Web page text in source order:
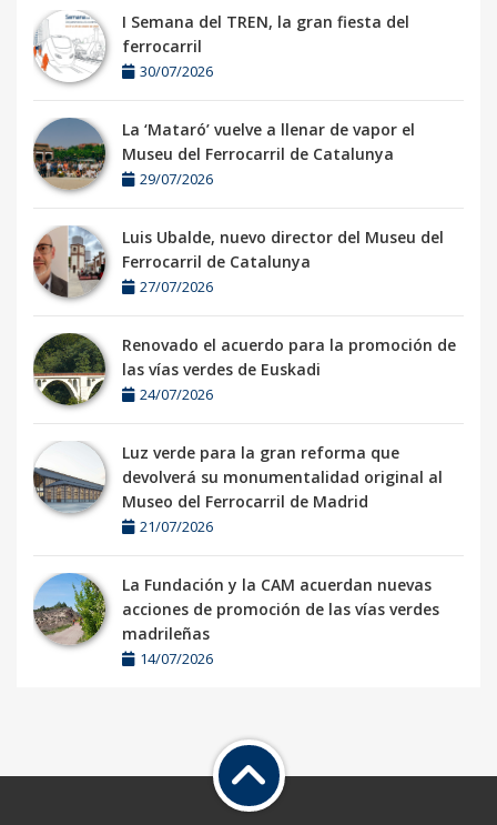
I Semana del TREN, la gran fiesta del
ferrocarril
30/07/2026
La ‘Mataró’ vuelve a llenar de vapor el
Museu del Ferrocarril de Catalunya
29/07/2026
Luis Ubalde, nuevo director del Museu del
Ferrocarril de Catalunya
27/07/2026
Renovado el acuerdo para la promoción de
las vías verdes de Euskadi
24/07/2026
Luz verde para la gran reforma que
devolverá su monumentalidad original al
Museo del Ferrocarril de Madrid
21/07/2026
La Fundación y la CAM acuerdan nuevas
acciones de promoción de las vías verdes
madrileñas
14/07/2026